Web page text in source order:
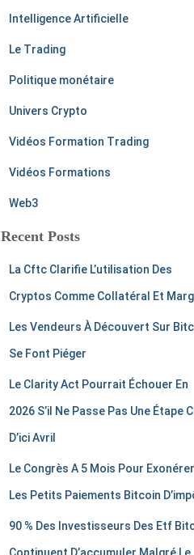
Intelligence Artificielle
Le Trading
Politique monétaire
Univers Crypto
Vidéos Formation Trading
Vidéos Formations
Web3
Recent Posts
La Cftc Clarifie L’utilisation Des
Cryptos Comme Collatéral Et
Les Vendeurs À Découvert Sur
Se Font Piéger
Le Clarity Act Pourrait Échouer En
2026 S’il Ne Passe Pas Une Étape
D’ici Avril
Le Congrès A 5 Mois Pour Exonérer
Les Petits Paiements Bitcoin
90 % Des Investisseurs Des Etf